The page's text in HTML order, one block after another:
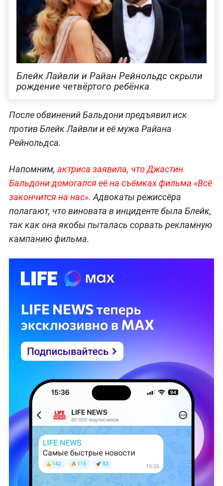
Блейк Лайвли и Райан Рейнольдс скрыли
рождение четвёртого ребёнка
После обвинений Бальдони предъявил иск
против Блейк Лайвли и её мужа Райана
Рейнольдса.
Напомним, актриса заявила, что Джастин
Бальдони домогался её на съёмках фильма «Всё
закончится на нас». Адвокаты режиссёра
полагают, что виновата в инциденте была Блейк,
так как она якобы пыталась сорвать рекламную
кампанию фильма.